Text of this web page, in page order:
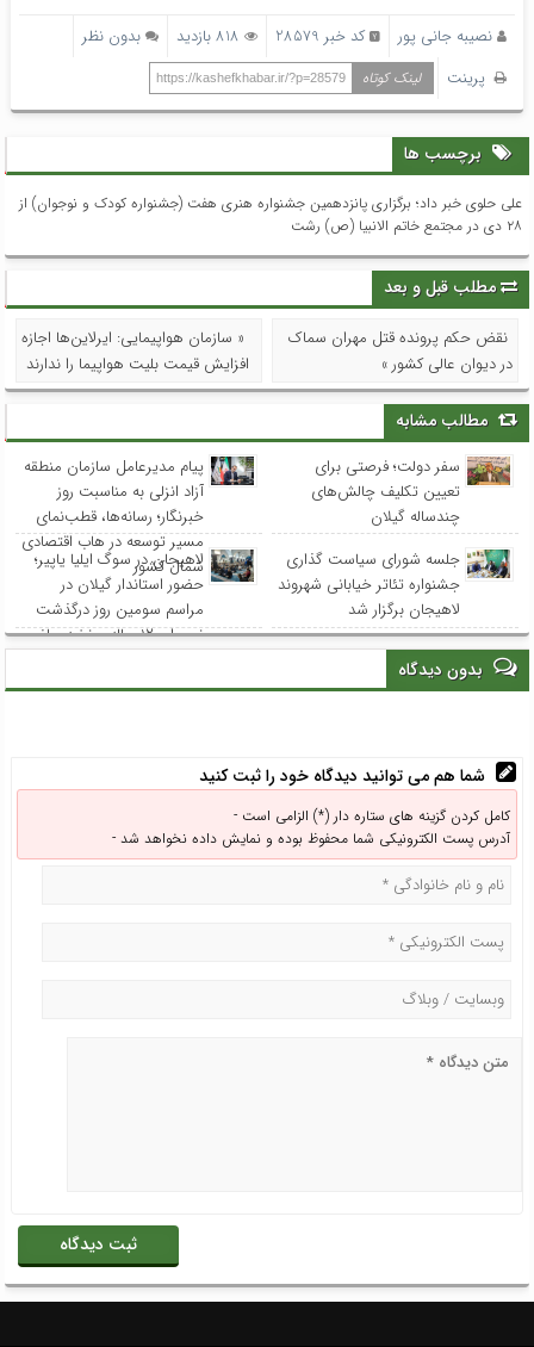
نصیبه جانی پور کد خبر 28579 818 بازدید
بدون نظر
پرینت
لینک کوتاه https://kashefkhabar.ir/?p=28579
برچسب ها
علی حلوی خبر داد؛ برگزاری پانزدهمین جشنواره هنری هفت (جشنواره کودک و نوجوان) از
۲۸ دی در مجتمع خاتم الانبیا (ص) رشت
مطلب قبل و بعد
نقض حکم پرونده قتل مهران سماک
در دیوان عالی کشور »
« سازمان هواپیمایی: ایرلاین‌ها اجازه
افزایش قیمت بلیت هواپیما را ندارند
مطالب مشابه
سفر دولت؛ فرصتی برای
تعیین تکلیف چالش‌های
چندساله گیلان
پیام مدیرعامل سازمان منطقه
آزاد انزلی به مناسبت روز
خبرنگار؛ رسانه‌ها، قطب‌نمای
مسیر توسعه در هاب اقتصادی
شمال کشور
جلسه شورای سیاست گذاری
جشنواره تئاتر خیابانی شهروند
لاهیجان برگزار شد
لاهیجان در سوگ ایلیا یاپیر؛
حضور استاندار گیلان در
مراسم سومین روز درگذشت
نوجوان ۱۲ ساله و نخبه ریاضی
بدون دیدگاه
شما هم می توانید دیدگاه خود را ثبت کنید
کامل کردن گزینه های ستاره دار (*) الزامی است -
آدرس پست الکترونیکی شما محفوظ بوده و نمایش داده نخواهد شد -